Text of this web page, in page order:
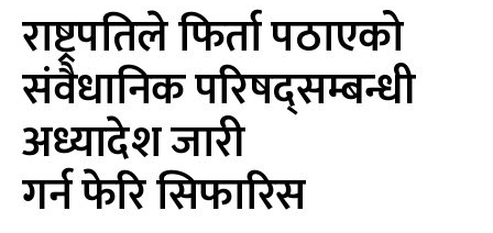
राष्ट्रपतिले फिर्ता पठाएको
संवैधानिक परिषद्सम्बन्धी
अध्यादेश जारी
गर्न फेरि सिफारिस